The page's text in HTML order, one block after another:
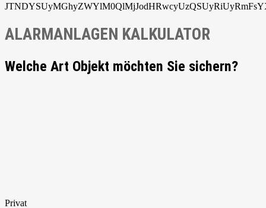
ALARMANLAGEN KALKULATOR
Welche Art Objekt möchten Sie sichern?
Privat